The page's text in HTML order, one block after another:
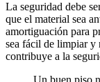
La seguridad debe
que el material sea
amortiguación para
sea fácil de limpiar y
contribuye a la